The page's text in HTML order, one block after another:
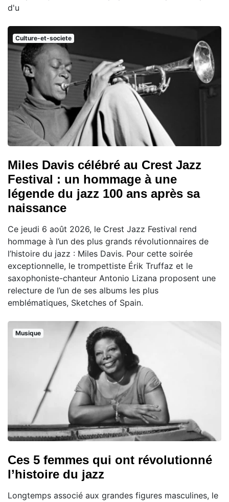
d'u
Culture-et-societe
Miles Davis célébré au Crest Jazz
Festival : un hommage à une
légende du jazz 100 ans après sa
naissance
Ce jeudi 6 août 2026, le Crest Jazz Festival rend
hommage à l’un des plus grands révolutionnaires de
l’histoire du jazz : Miles Davis. Pour cette soirée
exceptionnelle, le trompettiste Érik Truffaz et le
saxophoniste-chanteur Antonio Lizana proposent une
relecture de l’un de ses albums les plus
emblématiques, Sketches of Spain.
Musique
Ces 5 femmes qui ont révolutionné
l’histoire du jazz
Longtemps associé aux grandes figures masculines, le